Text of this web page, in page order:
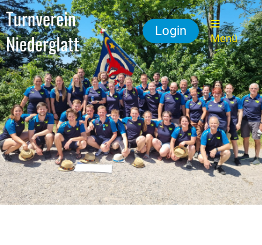
Turnverein
Niederglatt
Login
Menü